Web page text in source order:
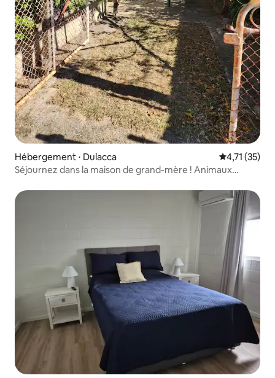
Hébergement ⋅ Dulacca Évaluation
4,71 (35)
Séjournez dans la maison de grand-mère ! Animaux